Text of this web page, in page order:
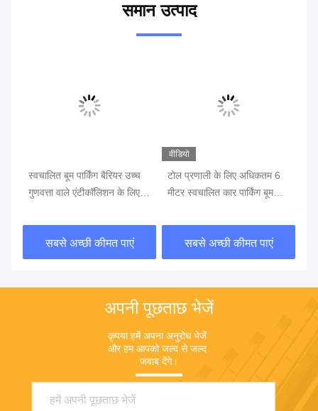
समान उत्पाद
स्वचालित बूम पार्किंग बैरियर उच्च
गुणवत्ता वाले एंटीकॉलिशन के लिए 6
सबसे अच्छी कीमत पाएं
वीडियो
टोल प्रणाली के लिए अधिकतम 6
मीटर स्वचालित कार पार्किंग बूम
सबसे अच्छी कीमत पाएं
अपनी पूछताछ भेजें
कृपया हमें अपना अनुरोध भेजें
और हम आपको जल्द से जल्द
जवाब देंगे।